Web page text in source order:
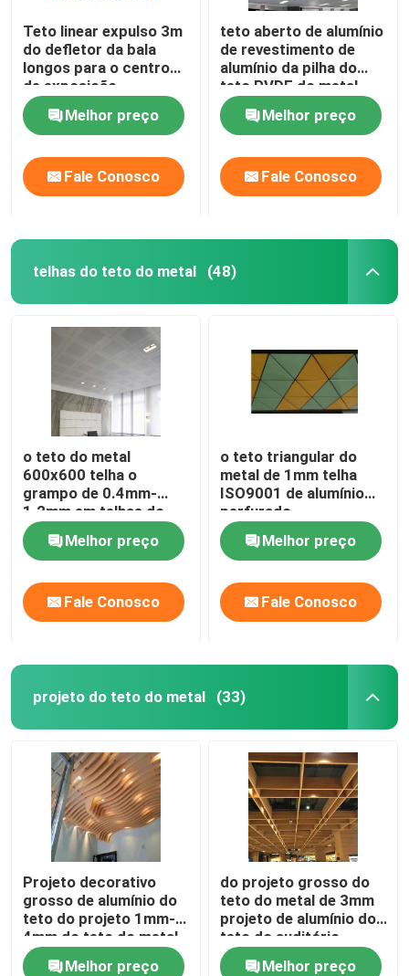
Difusor do ar do teto
Painel de acesso do teto
Teto linear expulso 3m
do defletor da bala
longos para o centro
de exposição
Melhor preço
Fale Conosco
teto aberto de alumínio
de revestimento de
alumínio da pilha do
teto PVDF do metal
100x100
Melhor preço
Fale Conosco
telhas do teto do metal (48)
o teto do metal
600x600 telha o
grampo de 0.4mm-
1.2mm em telhas do
teto
Melhor preço
Fale Conosco
o teto triangular do
metal de 1mm telha
ISO9001 de alumínio
perfurado
Melhor preço
Fale Conosco
projeto do teto do metal (33)
Projeto decorativo
grosso de alumínio do
teto do projeto 1mm-
4mm do teto do metal
do defletor da onda
Melhor preço
do projeto grosso do
teto do metal de 3mm
projeto de alumínio do
teto do auditório
Melhor preço